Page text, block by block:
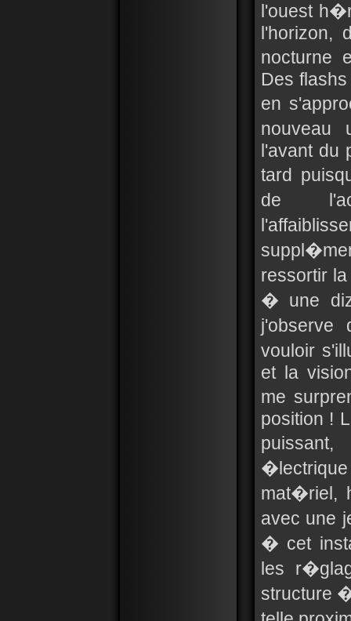
l'ouest
l'horizon,
nocturne
Des
en
nouveau
l'avant du
tard
de
ressortir
� une
vouloir
et la
me
position !
mat�riel,
avec une
� cet
les
structure